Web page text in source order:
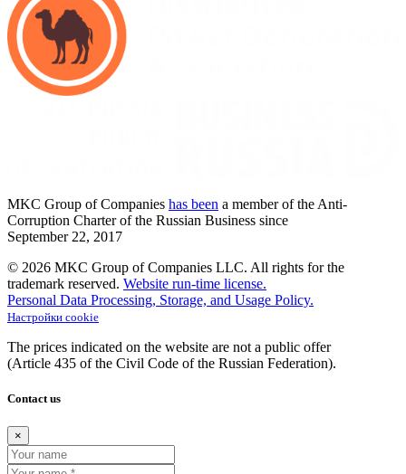
MKC Group of Companies has been a member of the Anti-
Corruption Charter of the Russian Business since
September 22, 2017
© 2026 MKC Group of Companies LLC. All rights for the
trademark reserved. Website run-time license.
Personal Data Processing, Storage, and Usage Policy.
Настройки cookie
The prices indicated on the website are not a public offer
(Article 435 of the Civil Code of the Russian Federation).
Contact us
×